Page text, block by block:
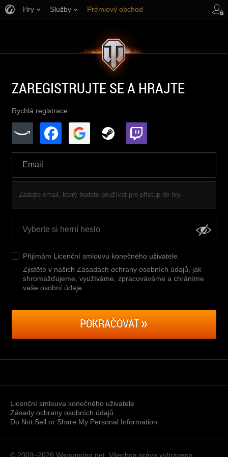
Hry Služby Prémiový obchod
ZAREGISTRUJTE SE A HRAJTE
Rychlá registrace:
Zadejte email, který budete používat pro přístup do hry.
Přijímám Licenční smlouvu konečného uživatele
Zjistěte v našich Zásadách ochrany osobních údajů, jak
shromažďujeme, využíváme, zpracováváme a chráníme
vaše osobní údaje
POKRAČOVAT
Licenční smlouva konečného uživatele
Zásady ochrany osobních údajů
Do Not Sell or Share My Personal Information
© 2009–2026 Wargaming.net. Všechna práva vyhrazena.